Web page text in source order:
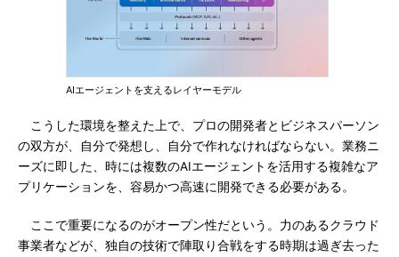
AIエージェントを支えるレイヤーモデル
こうした環境を整えた上で、プロの開発者とビジネスパーソン
の双方が、自分で発想し、自分で作れなければならない。業務ニ
ーズに即した、時には複数のAIエージェントを活用する複雑なア
プリケーションを、容易かつ高速に開発できる必要がある。
ここで重要になるのがオープン性だという。力のあるクラウド
事業者などが、独自の技術で陣取り合戦をする時期は過ぎ去った